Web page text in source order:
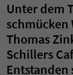
Unter dem
schmücken
Thomas
Schillers